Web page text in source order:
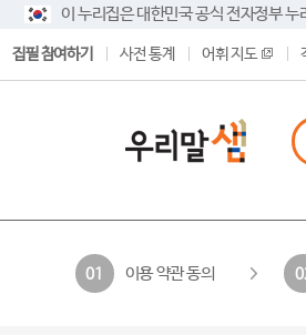
이 누리집은 대한민국 공식 전자정부 누
집필 참여하기 사전 통계 어휘 지도
01 이용 약관 동의